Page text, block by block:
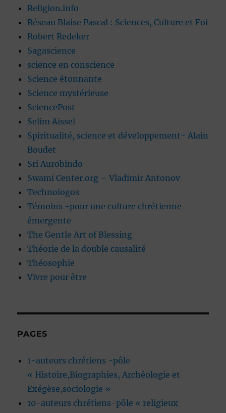
Religion.info
Réseau Blaise Pascal : Sciences, Culture et Foi
Robert Redeker
Sagascience
science en conscience
Science étonnante
Science mystérieuse
SciencePost
Selim Aissel
Spiritualité, science et développement- Alain
Boudet
Sri Aurobindo
Swami Center.org – Vladimir Antonov
Technologos
Témoins -pour une culture chrétienne
émergente
The Gentle Art of Blessing
Théorie de la double causalité
Théosophie
Vivre pour être
PAGES
1-auteurs chrétiens -pôle
« Histoire,Biographies, Archéologie et
Exégèse,sociologie »
10-auteurs chrétiens-pôle « religieux